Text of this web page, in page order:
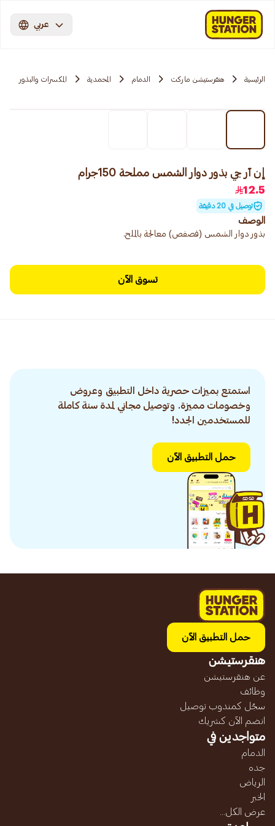
عربي
الرئيسية هنقرستيشن ماركت الدمام المحمدية المكسرات والبذور
إن آر جي بذور دوار الشمس مملحة 150جرام
12.5
توصيل في 20 دقيقة
الوصف
بذور دوار الشمس (فصفص) معالجة بالملح.
تسوق الآن
استمتع بميزات حصرية داخل التطبيق وعروض
وخصومات مميزة. وتوصيل مجاني لمدة سنة كاملة
للمستخدمين الجدد!
حمل التطبيق الآن
حمل التطبيق الآن
هنقرستيشن
عن هنقرستيشن
وظائف
سجّل كمندوب توصيل
انضم الآن كشريك
متواجدين في
الدمام
جده
الرياض
الخبر
عرض الكل...